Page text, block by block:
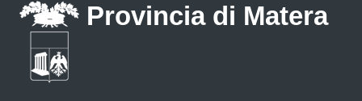
Provincia di Matera